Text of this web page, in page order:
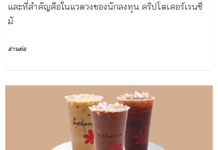
และที่สำคัญคือในแวดวงของนักลงทุน คริปโตเคอร์เรนซี
มั
อ่านต่อ